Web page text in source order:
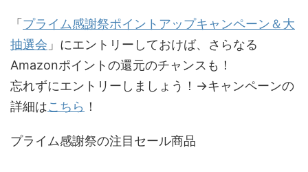
「 プライム感謝祭ポイントアップキャンペーン＆大
抽選会 」にエントリーしておけば、さらなる
Amazonポイントの還元のチャンスも！
忘れずにエントリーしましょう！→キャンペーンの
詳細はこちら ！
プライム感謝祭の注目セール商品